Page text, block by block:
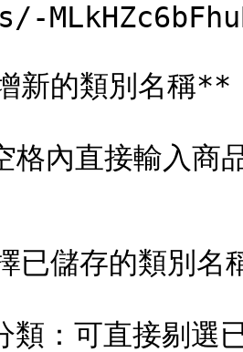
的類別名稱**
格內直接輸入商
儲存的類別名
：可直接剔選